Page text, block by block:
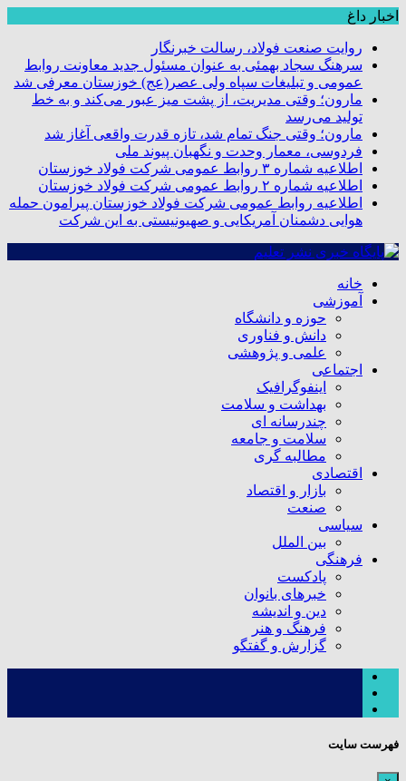
اخبار داغ
روایت صنعت فولاد،‌ رسالت خبرنگار
سرهنگ سجاد بهمئی به عنوان مسئول جدید معاونت روابط
عمومی و تبلیغات سپاه ولی عصر(عج) خوزستان معرفی شد
مارون؛ وقتی مدیریت، از پشت میز عبور می‌کند و به خط
تولید می‌رسد
مارون؛ وقتی جنگ تمام شد، تازه قدرت واقعی آغاز شد
فردوسی، معمار وحدت و نگهبان پیوند ملی
اطلاعیه شماره ۳ روابط عمومی شرکت فولاد خوزستان
اطلاعیه شماره ۲ روابط عمومی شرکت فولاد خوزستان
اطلاعیه روابط عمومی شرکت فولاد خوزستان پیرامون حمله
هوایی دشمنان آمریکایی و صهیونیستی به این شرکت
خانه
آموزشی
حوزه و دانشگاه
دانش و فناوری
علمی و پژوهشی
اجتماعی
اینفوگرافیک
بهداشت و سلامت
چندرسانه ای
سلامت و جامعه
مطالبه گری
اقتصادی
بازار و اقتصاد
صنعت
سیاسی
بین الملل
فرهنگی
پادکست
خبرهای بانوان
دین و اندیشه
فرهنگ و هنر
گزارش و گفتگو
فهرست سایت